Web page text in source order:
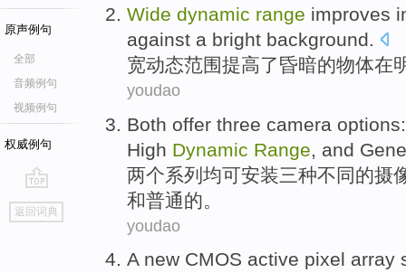
原声例句
全部
音频例句
视频例句
权威例句
go
top
返回词典
Wide dynamic range improves
against a bright background.
宽动态范围提高了昏暗的物体在
youdao
Both offer three camera
High Dynamic Range and
两个系列均可安装三种不同的摄
和普通的。
youdao
A new CMOS active pixel array